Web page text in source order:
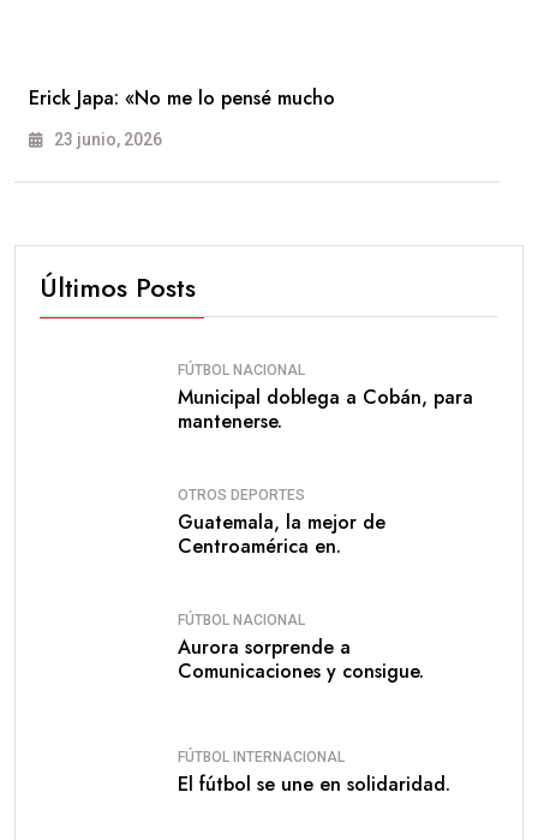
Erick Japa: «No me lo pensé mucho
23 junio, 2026
Últimos Posts
FÚTBOL NACIONAL
Municipal doblega a Cobán, para
mantenerse.
OTROS DEPORTES
Guatemala, la mejor de
Centroamérica en.
FÚTBOL NACIONAL
Aurora sorprende a
Comunicaciones y consigue.
FÚTBOL INTERNACIONAL
El fútbol se une en solidaridad.